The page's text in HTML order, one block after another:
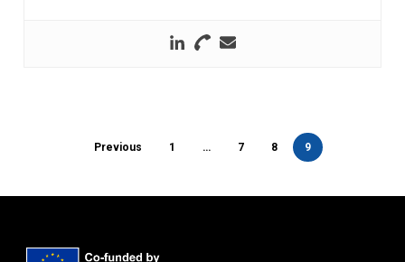
Previous 1 … 7 8 9